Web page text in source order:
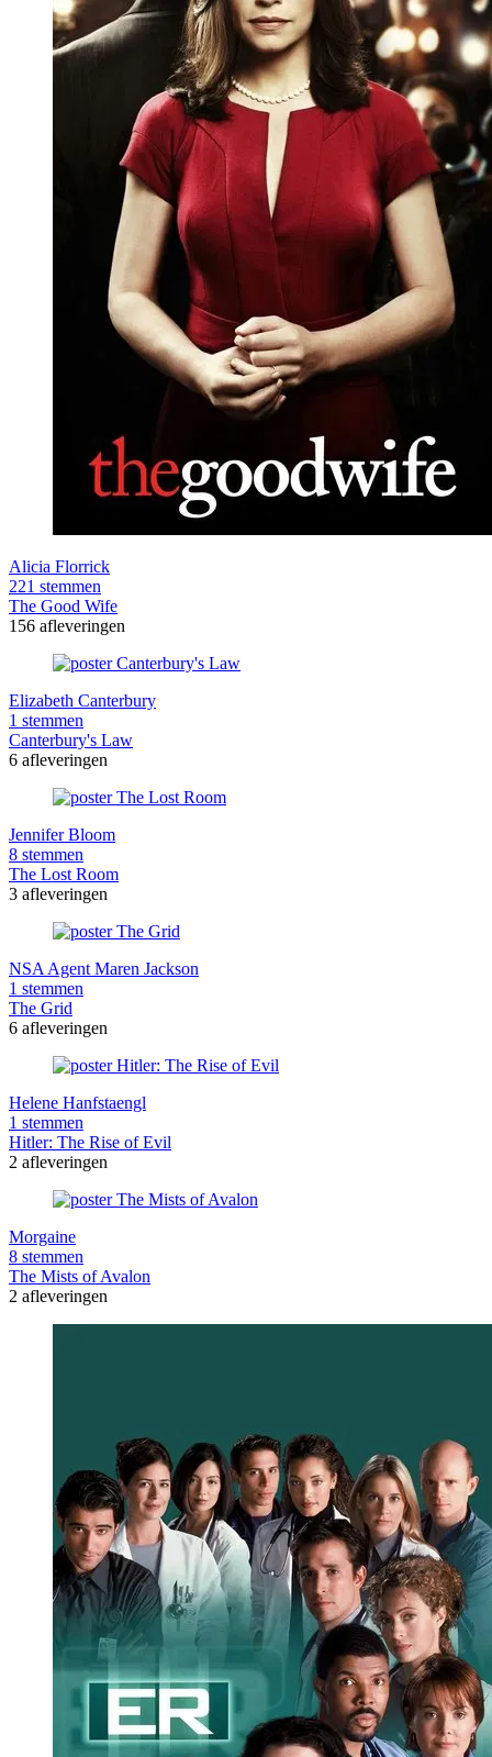
Alicia Florrick
221 stemmen
The Good Wife
156 afleveringen
Elizabeth Canterbury
1 stemmen
Canterbury's Law
6 afleveringen
Jennifer Bloom
8 stemmen
The Lost Room
3 afleveringen
NSA Agent Maren Jackson
1 stemmen
The Grid
6 afleveringen
Helene Hanfstaengl
1 stemmen
Hitler: The Rise of Evil
2 afleveringen
Morgaine
8 stemmen
The Mists of Avalon
2 afleveringen